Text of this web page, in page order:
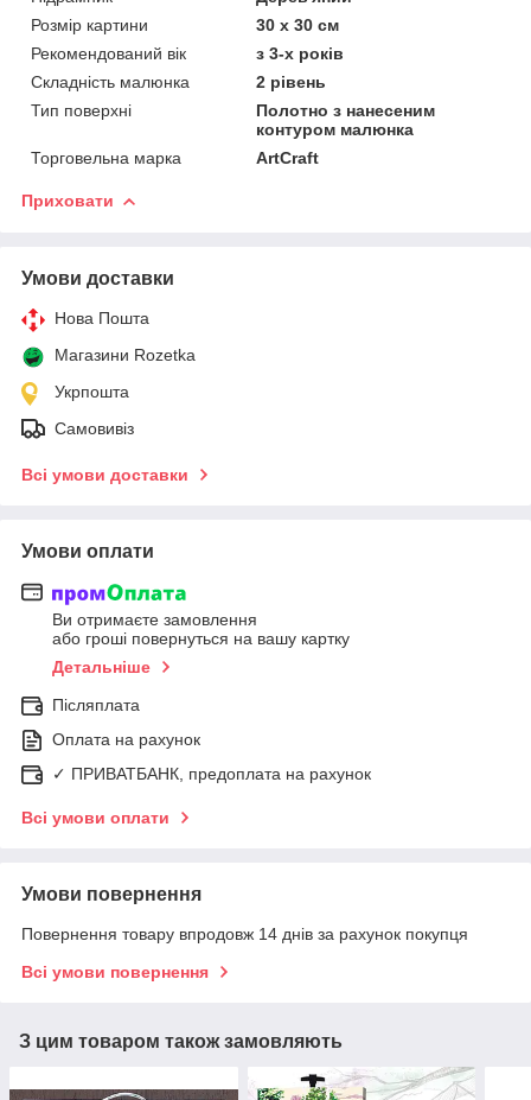
Розмір картини
30 х 30 см
Рекомендований вік
з 3-х років
Складність малюнка
2 рівень
Тип поверхні
Полотно з нанесеним
контуром малюнка
Торговельна марка
ArtCraft
Приховати
Умови доставки
Нова Пошта
Магазини Rozetka
Укрпошта
Самовивіз
Всі умови доставки
Умови оплати
Ви отримаєте замовлення
або гроші повернуться на вашу картку
Детальніше
Післяплата
Оплата на рахунок
✓ ПРИВАТБАНК, предоплата на рахунок
Всі умови оплати
Умови повернення
Повернення товару впродовж 14 днів за рахунок покупця
Всі умови повернення
З цим товаром також замовляють